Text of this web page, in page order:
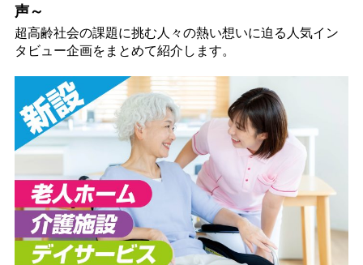
声～
超高齢社会の課題に挑む人々の熱い想いに迫る人気イン
タビュー企画をまとめて紹介します。